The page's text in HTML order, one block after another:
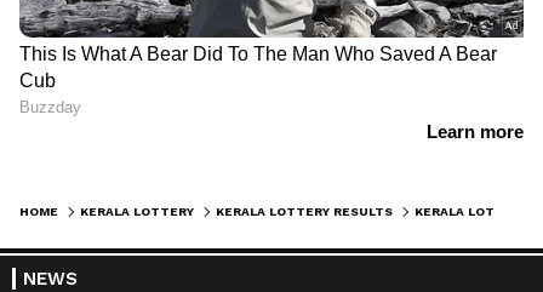
HOME KERALA LOTTERY KERALA LOTTERY RESULTS
NEWS